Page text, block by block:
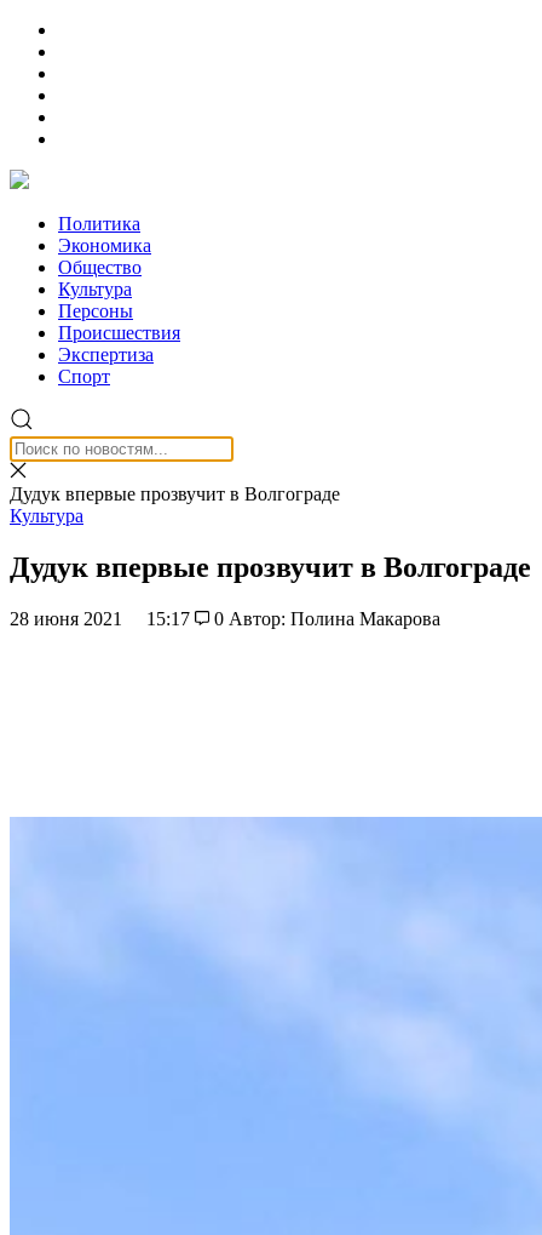
Политика
Экономика
Общество
Культура
Персоны
Происшествия
Экспертиза
Спорт
Дудук впервые прозвучит в Волгограде
Культура
Дудук впервые прозвучит в Волгограде
28 июня 2021 15:17 0 Автор: Полина Макарова